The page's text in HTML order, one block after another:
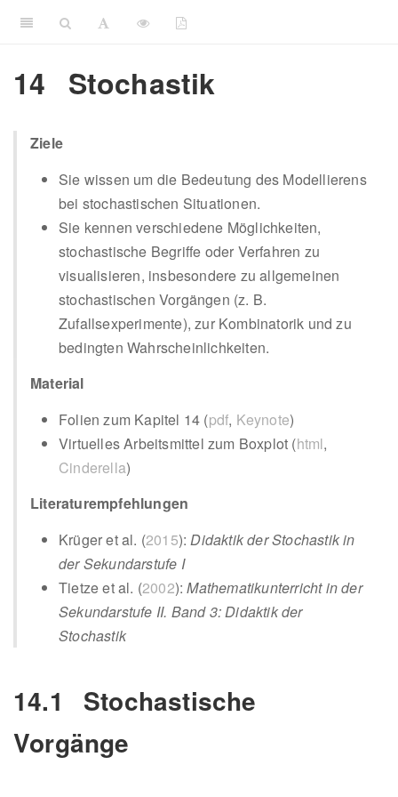
14 Stochastik
Ziele
Sie wissen um die Bedeutung des Modellierens
bei stochastischen Situationen.
Sie kennen verschiedene Möglichkeiten,
stochastische Begriffe oder Verfahren zu
visualisieren, insbesondere zu allgemeinen
stochastischen Vorgängen (z. B.
Zufallsexperimente), zur Kombinatorik und zu
bedingten Wahrscheinlichkeiten.
Material
Folien zum Kapitel 14 (pdf, Keynote)
Virtuelles Arbeitsmittel zum Boxplot (html,
Cinderella)
Literaturempfehlungen
Krüger et al. (2015):Didaktik der Stochastik in
der Sekundarstufe I
Tietze et al. (2002):Mathematikunterricht in der
Sekundarstufe II. Band 3: Didaktik der
Stochastik
14.1
Stochastische
Vorgänge